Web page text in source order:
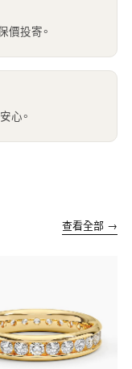
價投寄。
心。
查看全部 →